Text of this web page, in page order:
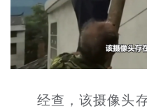
经查，该摄像头